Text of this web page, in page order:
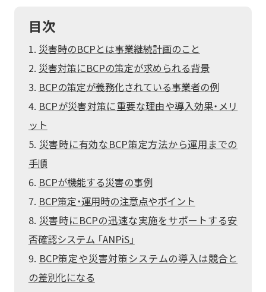
車両・充電器もまるっとおまかせ
オフサイトPPA
その他のサービスを見る
ご採用事例
キユーピー株式会社
太陽光発電・おまかSave-Air®
トッパン・フォームズ
関西株式会社
その他の採用事例を見る
デマンド・レスポンスサービス
K-DXソリューション
省エネ行動の習慣化から
設備の一元管理まで
エネルーク
自家発電で電気料金を削減
ご採用事例
エナッジ®
コーナン商事株式会社
おまかSave-Air ®
株式会社エイチ・ツー・オー
商業開発
BCP・防災商材をコーディネート
かんでん総合防災サービス
いつでも誰でも使える蓄電池
非常用小型蓄電池販売
従業員の安否確認から集計まで自動化
安否確認システム
非常用発電機負荷試験サービス
その他のサービスを見る
ご採用事例
かんでん総合防災サービス
株式会社 ニチレイ
ロジグループ本社
コスト削減
BCP・防災
業種から探す
製造業
小売・卸業
物流・運輸業
その他
製造業ソリューション特設サイト
ご採用事例
関西電力の特徴
企業情報
電気・ガスについて
お問い合わせ
ご契約者さま
会員サイト
かんでんBiZ
目次
災害時のBCPとは事業継続計画のこと
災害対策にBCPの策定が求められる背景
BCPの策定が義務化されている事業者の例
BCPが災害対策に重要な理由や導入効果・メリ
ット
災害時に有効なBCP策定方法から運用までの
手順
BCPが機能する災害の事例
BCP策定・運用時の注意点やポイント
災害時にBCPの迅速な実施をサポートする安
否確認システム 「ANPiS」
BCP策定や災害対策システムの導入は競合と
の差別化になる